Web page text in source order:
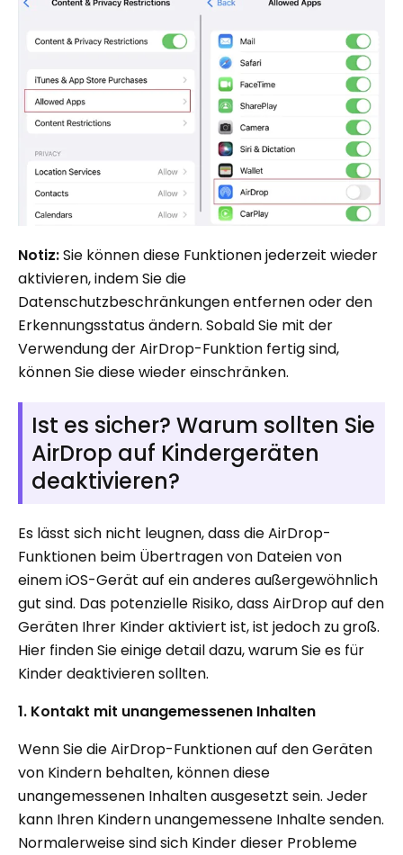
Notiz:Sie können diese Funktionen jederzeit wieder
aktivieren, indem Sie die
Datenschutzbeschränkungen entfernen oder den
Erkennungsstatus ändern. Sobald Sie mit der
Verwendung der AirDrop-Funktion fertig sind,
können Sie diese wieder einschränken.
Ist es sicher? Warum sollten Sie
AirDrop auf Kindergeräten
deaktivieren?
Es lässt sich nicht leugnen, dass die AirDrop-
Funktionen beim Übertragen von Dateien von
einem iOS-Gerät auf ein anderes außergewöhnlich
gut sind. Das potenzielle Risiko, dass AirDrop auf den
Geräten Ihrer Kinder aktiviert ist, ist jedoch zu groß.
Hier finden Sie einige detail dazu, warum Sie es für
Kinder deaktivieren sollten.
1. Kontakt mit unangemessenen Inhalten
Wenn Sie die AirDrop-Funktionen auf den Geräten
von Kindern behalten, können diese
unangemessenen Inhalten ausgesetzt sein. Jeder
kann Ihren Kindern unangemessene Inhalte senden.
Normalerweise sind sich Kinder dieser Probleme